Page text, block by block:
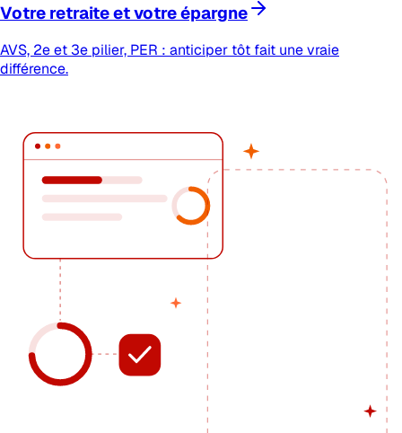
Votre retraite et votre épargne
AVS, 2e et 3e pilier, PER : anticiper tôt fait une vraie
différence.